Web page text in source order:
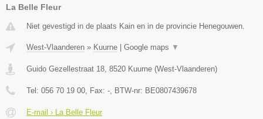
La Belle Fleur
Niet gevestigd in de plaats Kain en in de provincie Henegouwen.
West-Vlaanderen » Kuurne Google maps ▼
Guido Gezellestraat 18, 8520 Kuurne (West-Vlaanderen)
Tel: 056 70 19 00, Fax: -, BTW-nr: BE0807439678
E-mail › La Belle Fleur